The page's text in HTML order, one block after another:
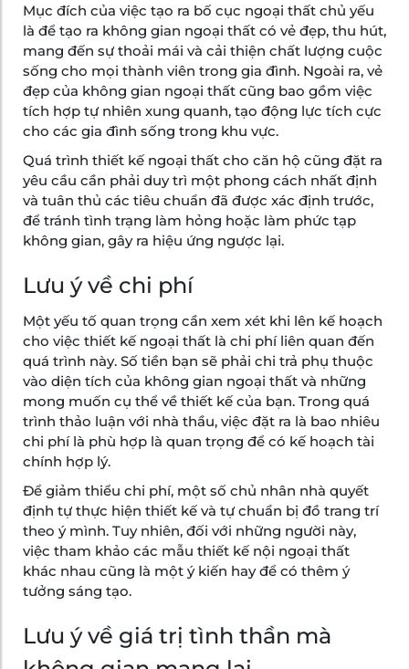
Mục đích của việc tạo ra bố cục ngoại thất chủ yếu
là để tạo ra không gian ngoại thất có vẻ đẹp, thu hút,
mang đến sự thoải mái và cải thiện chất lượng cuộc
sống cho mọi thành viên trong gia đình. Ngoài ra, vẻ
đẹp của không gian ngoại thất cũng bao gồm việc
tích hợp tự nhiên xung quanh, tạo động lực tích cực
cho các gia đình sống trong khu vực.
Quá trình thiết kế ngoại thất cho căn hộ cũng đặt ra
yêu cầu cần phải duy trì một phong cách nhất định
và tuân thủ các tiêu chuẩn đã được xác định trước,
để tránh tình trạng làm hỏng hoặc làm phức tạp
không gian, gây ra hiệu ứng ngược lại.
Lưu ý về chi phí
Một yếu tố quan trọng cần xem xét khi lên kế hoạch
cho việc thiết kế ngoại thất là chi phí liên quan đến
quá trình này. Số tiền bạn sẽ phải chi trả phụ thuộc
vào diện tích của không gian ngoại thất và những
mong muốn cụ thể về thiết kế của bạn. Trong quá
trình thảo luận với nhà thầu, việc đặt ra là bao nhiêu
chi phí là phù hợp là quan trọng để có kế hoạch tài
chính hợp lý.
Để giảm thiểu chi phí, một số chủ nhân nhà quyết
định tự thực hiện thiết kế và tự chuẩn bị đồ trang trí
theo ý mình. Tuy nhiên, đối với những người này,
việc tham khảo các mẫu thiết kế nội ngoại thất
khác nhau cũng là một ý kiến hay để có thêm ý
tưởng sáng tạo.
Lưu ý về giá trị tình thần mà